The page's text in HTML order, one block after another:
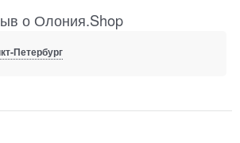
о Олония.Shop
Петербург